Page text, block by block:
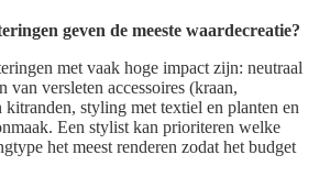
geven de meeste waardecreatie?
met vaak hoge impact zijn: neutraal
van versleten accessoires (kraan,
styling met textiel en planten en
Een stylist kan prioriteren welke
het meest renderen zodat het budget